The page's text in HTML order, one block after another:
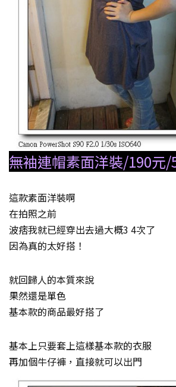
無袖連帽素面洋裝/190元/
這款素面洋裝啊
在拍照之前
波痞我就已經穿出去過大概3 4次了
因為真的太好搭！
就回歸人的本質來說
果然還是單色
基本款的商品最好搭了
基本上只要套上這樣基本款的衣服
再加個牛仔褲，直接就可以出門